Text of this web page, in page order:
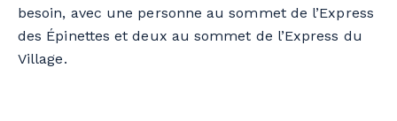
besoin, avec une personne au sommet de l’Express
des Épinettes et deux au sommet de l’Express du
Village.